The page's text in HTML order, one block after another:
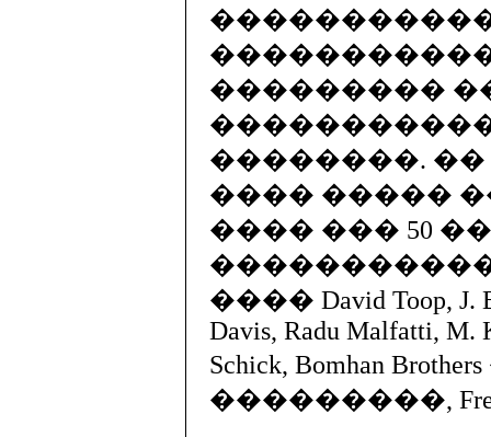
���������
��������. ��
���� �����
���� ��� 50
���� David Toop, J.
Davis, Radu Malfatti, M.
Schick, Bomhan
���������, Fred